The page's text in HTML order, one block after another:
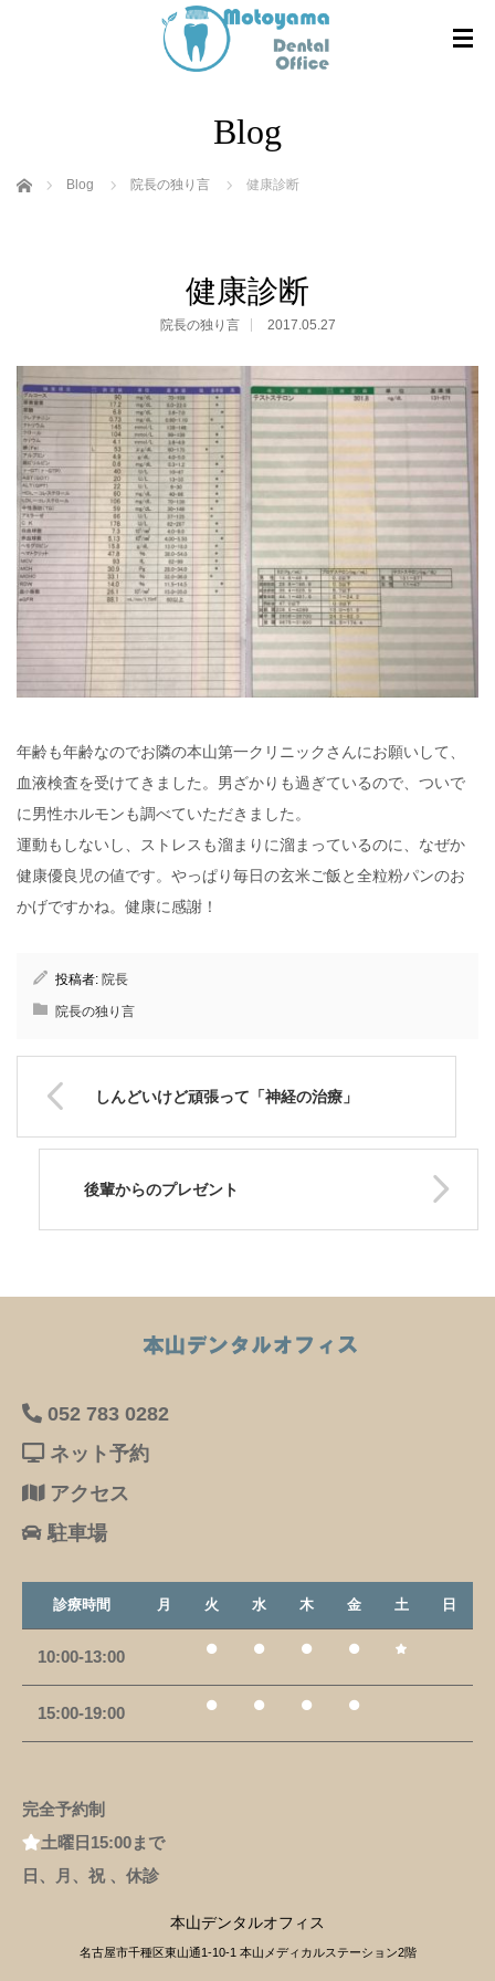
Blog
ホーム Blog 院長の独り言 健康診断
健康診断
院長の独り言 2017.05.27
年齢も年齢なのでお隣の本山第一クリニックさんにお願いして、
血液検査を受けてきました。男ざかりも過ぎているので、ついで
に男性ホルモンも調べていただきました。
運動もしないし、ストレスも溜まりに溜まっているのに、なぜか
健康優良児の値です。やっぱり毎日の玄米ご飯と全粒粉パンのお
かげですかね。健康に感謝！
投稿者: 院長
院長の独り言
しんどいけど頑張って「神経の治療」
後輩からのプレゼント
052 783 0282
ネット予約
アクセス
駐車場
診療時間 月 火 水 木 金 土 日
10:00-13:00
15:00-19:00
完全予約制
土曜日15:00まで
日、月、祝 、休診
本山デンタルオフィス
名古屋市千種区東山通1-10-1 本山メディカルステーション2階